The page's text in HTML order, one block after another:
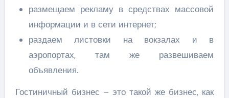
размещаем рекламу в средствах массовой
информации и в сети интернет;
раздаем листовки на вокзалах и в
аэропортах, там же развешиваем
объявления.
Гостиничный бизнес – это такой же бизнес, как